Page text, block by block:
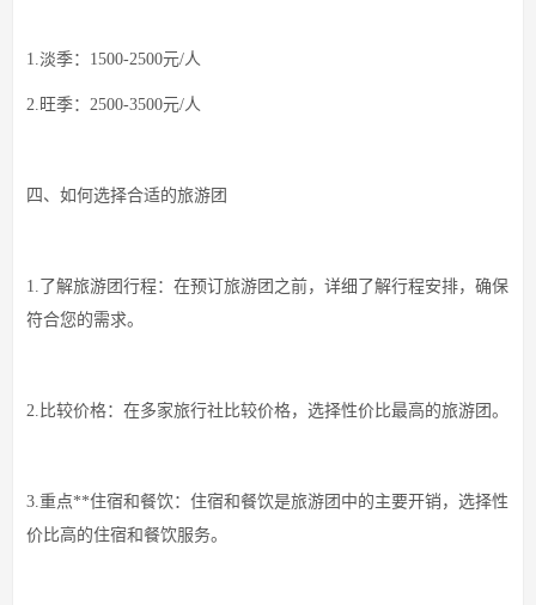
1.淡季：1500-2500元/人
2.旺季：2500-3500元/人
四、如何选择合适的旅游团
1.了解旅游团行程：在预订旅游团之前，详细了解行程安排，确保
符合您的需求。
2.比较价格：在多家旅行社比较价格，选择性价比最高的旅游团。
3.重点**住宿和餐饮：住宿和餐饮是旅游团中的主要开销，选择性
价比高的住宿和餐饮服务。